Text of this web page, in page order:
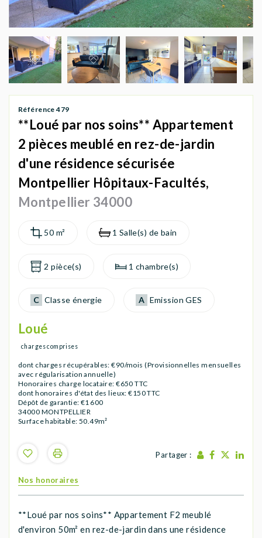
AGENCES
Référence 479
**Loué par nos soins** Appartement
2 pièces meublé en rez-de-jardin
d'une résidence sécurisée
Montpellier Hôpitaux-Facultés,
Montpellier 34000
1 Salle(s) de bain
2 pièce(s) 1 chambre(s)
50 m²
C Classe énergie A Emission GES
Loué
charges comprises
dont charges récupérables: €90/mois (Provisionnelles mensuelles
avec régularisation annuelle)
Honoraires charge locataire: €650 TTC
dont honoraires d'état des lieux: €150 TTC
Dépôt de garantie: €1 600
34000 MONTPELLIER
Surface habitable: 50.49m²
Partager :
Nos honoraires
**Loué par nos soins** Appartement F2 meublé
d'environ 50m² en rez-de-jardin dans une résidence